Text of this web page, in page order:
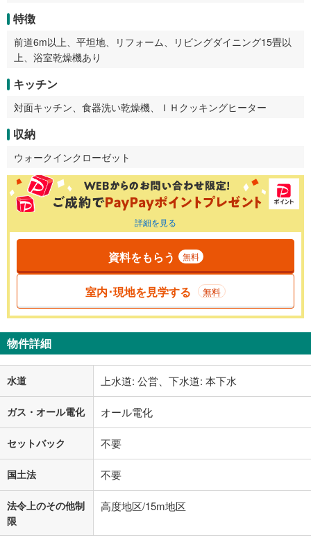
特徴
前道6m以上、平坦地、リフォーム、リビングダイニング15畳以
上、浴室乾燥機あり
キッチン
対面キッチン、食器洗い乾燥機、ＩＨクッキングヒーター
収納
ウォークインクローゼット
詳細を見る
資料をもらう 無料
室内･現地を見学する 無料
物件詳細
水道 上水道: 公営、下水道: 本下水
ガス・オール電化 オール電化
セットバック 不要
国土法 不要
法令上のその他制
限
高度地区/15m地区